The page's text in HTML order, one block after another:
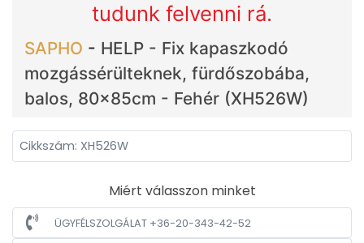
tudunk felvenni rá.
SAPHO - HELP - Fix kapaszkodó
mozgássérülteknek, fürdőszobába,
balos, 80x85cm - Fehér (XH526W)
Cikkszám: XH526W
Miért válasszon minket
ÜGYFÉLSZOLGÁLAT +36-20-343-42-52